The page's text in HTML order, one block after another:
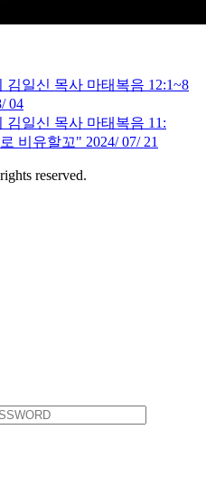
김일신 목사 마태복음 12:1~8
04
김일신 목사 마태복음 11:
비유할꼬" 2024/ 07/ 21
reserved.